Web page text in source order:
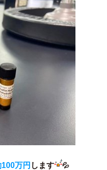
100万円 します 💦